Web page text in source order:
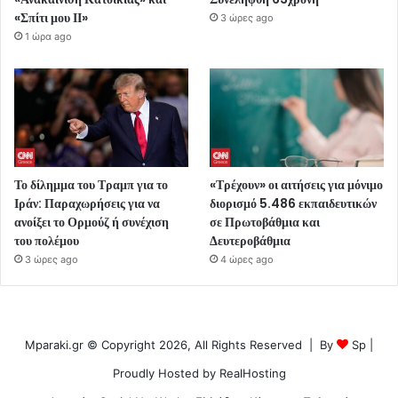
«Σπίτι μου ΙΙ»
1 ώρα ago
3 ώρες ago
Το δίλημμα του Τραμπ για το
Ιράν: Παραχωρήσεις για να
ανοίξει το Ορμούζ ή συνέχιση
του πολέμου
3 ώρες ago
«Τρέχουν» οι αιτήσεις για μόνιμο
διορισμό 5.486 εκπαιδευτικών
σε Πρωτοβάθμια και
Δευτεροβάθμια
4 ώρες ago
Mparaki.gr © Copyright 2026, All Rights Reserved | By Sp
Proudly Hosted by RealHosting